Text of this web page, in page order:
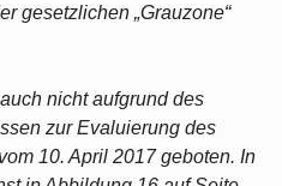
gesetzlichen „Grauzone“
nicht aufgrund des
zur Evaluierung des
10. April 2017 geboten. In